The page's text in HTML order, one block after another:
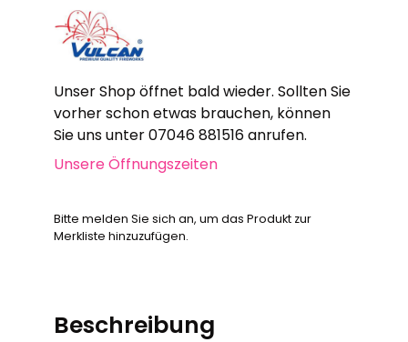
Unser Shop öffnet bald wieder. Sollten Sie
vorher schon etwas brauchen, können
Sie uns unter 07046 881516 anrufen.
Unsere Öffnungszeiten
Bitte melden Sie sich an, um das Produkt zur
Merkliste hinzuzufügen.
Beschreibung